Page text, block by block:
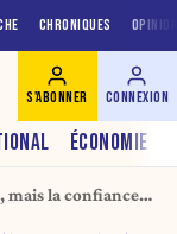
CHRONIQUES
ÉCONOMIE
S'ABONNER CONNEXION
mais la confiance